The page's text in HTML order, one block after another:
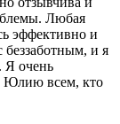
Любая
эффективно и
беззаботным, и я
Я очень
Юлию всем, кто